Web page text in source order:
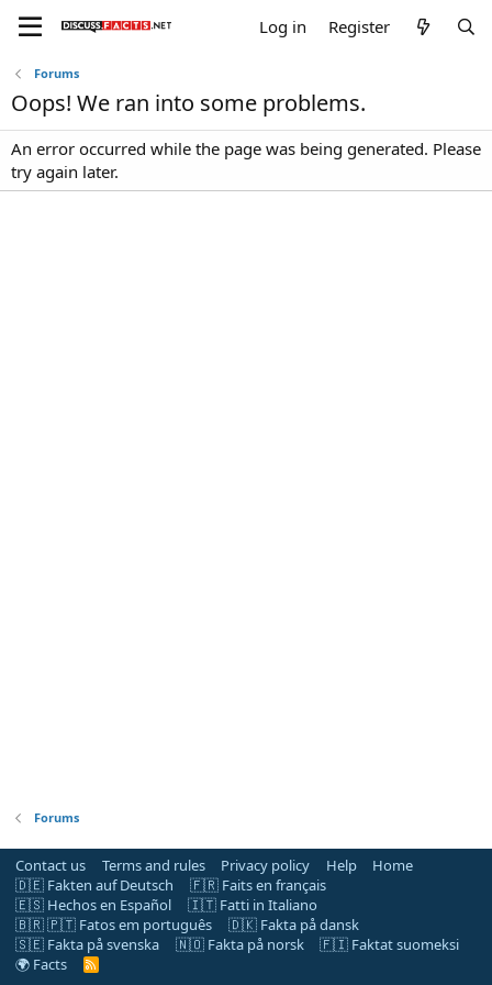
Log in Register
Forums
Oops! We ran into some problems.
An error occurred while the page was being generated. Please
try again later.
Forums
Contact us Terms and rules Privacy policy Help
Home
🇩🇪 Fakten auf Deutsch
🇫🇷 Faits en français
🇪🇸 Hechos en Español
🇮🇹 Fatti in Italiano
🇧🇷 🇵🇹 Fatos em português
🇩🇰 Fakta på dansk
🇸🇪 Fakta på svenska
🇳🇴 Fakta på norsk
🇫🇮 Faktat suomeksi
🌍 Facts
R